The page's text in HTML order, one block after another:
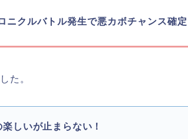
ニクルバトル発生で悪カボチャンス確定
た。
しいが止まらない！